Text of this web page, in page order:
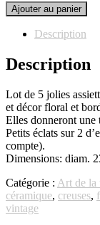
quantité
de
motif
rouge
50
Ajouter au panier
Description
Description
Lot de 5 jolies
et décor floral et
Elles donneront une
Petits éclats sur 2
compte).
Dimensions: diam.
Catégorie : Art de la
céramique, creuses,
vintage